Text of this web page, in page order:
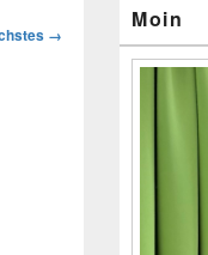
→
Seitenleisten-
Moin